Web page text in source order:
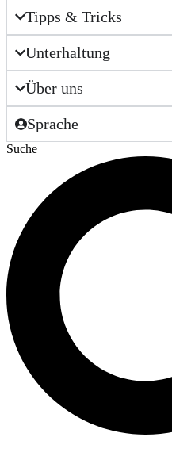
Tipps & Tricks
Unterhaltung
Über uns
Sprache
Suche